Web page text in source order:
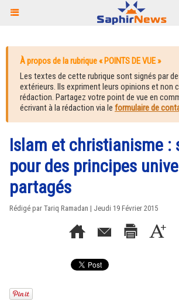
À propos de la rubrique « POINTS DE VUE »
Les textes de cette rubrique sont signés par
extérieurs. Ils expriment leurs opinions et non
rédaction. Partagez votre point de vue en
écrivant à la rédaction via le formulaire de
Islam et christianisme :
pour des principes
partagés
Rédigé par Tariq Ramadan | Jeudi 19 Février 2015